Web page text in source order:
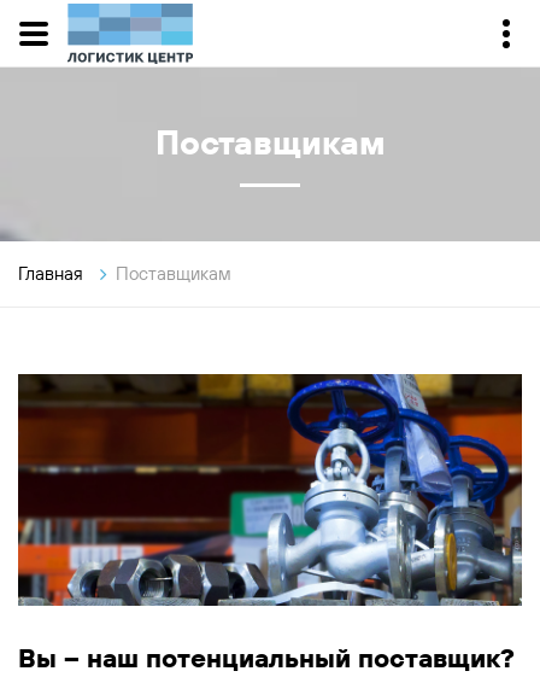
Поставщикам
Главная Поставщикам
Вы – наш потенциальный поставщик?